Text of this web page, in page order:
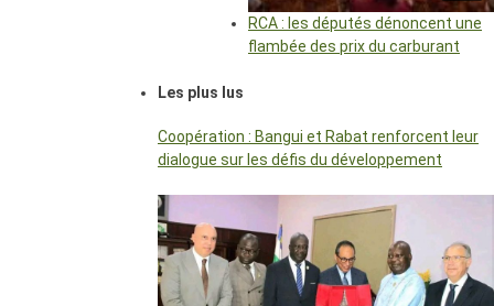
RCA : les députés dénoncent une
flambée des prix du carburant
Les plus lus
Coopération : Bangui et Rabat renforcent leur
dialogue sur les défis du développement